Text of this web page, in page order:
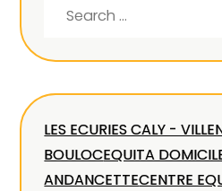
LES ECURIES CALY -
BOULOCEQUITA
ANDANCETTECENTRE